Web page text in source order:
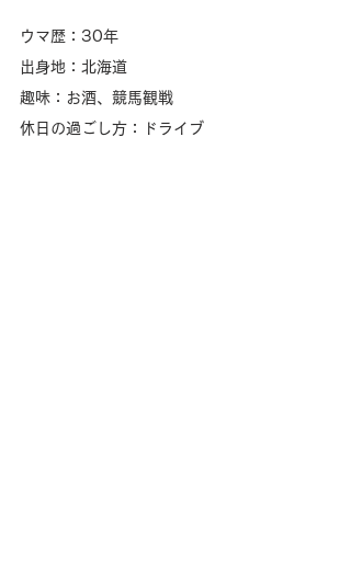
ウマ歴：30年
出身地：北海道
趣味：お酒、競馬観戦
休日の過ごし方：ドライブ